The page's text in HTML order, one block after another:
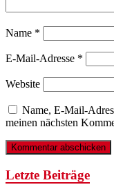
Name *
E-Mail-Adresse *
Website
Name, E-Mail-
meinen nächsten
Letzte Beiträge